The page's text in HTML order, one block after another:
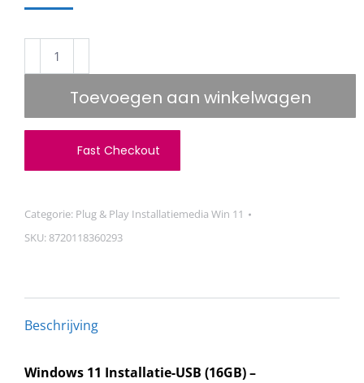
Windows
11
Installatie-
USB
USB-
drager,
aantal
Toevoegen aan winkelwagen
Fast Checkout
Categorie: Plug & Play Installatiemedia Win 11
SKU:8720118360293
Beschrijving
Windows 11 Installatie-USB (16GB) –